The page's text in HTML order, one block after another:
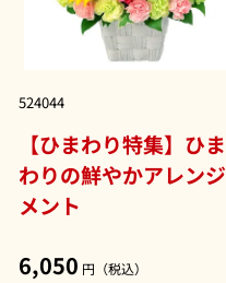
524044
【ひまわり特集】ひま
わりの鮮やかアレンジ
メント
6,050 円（税込）